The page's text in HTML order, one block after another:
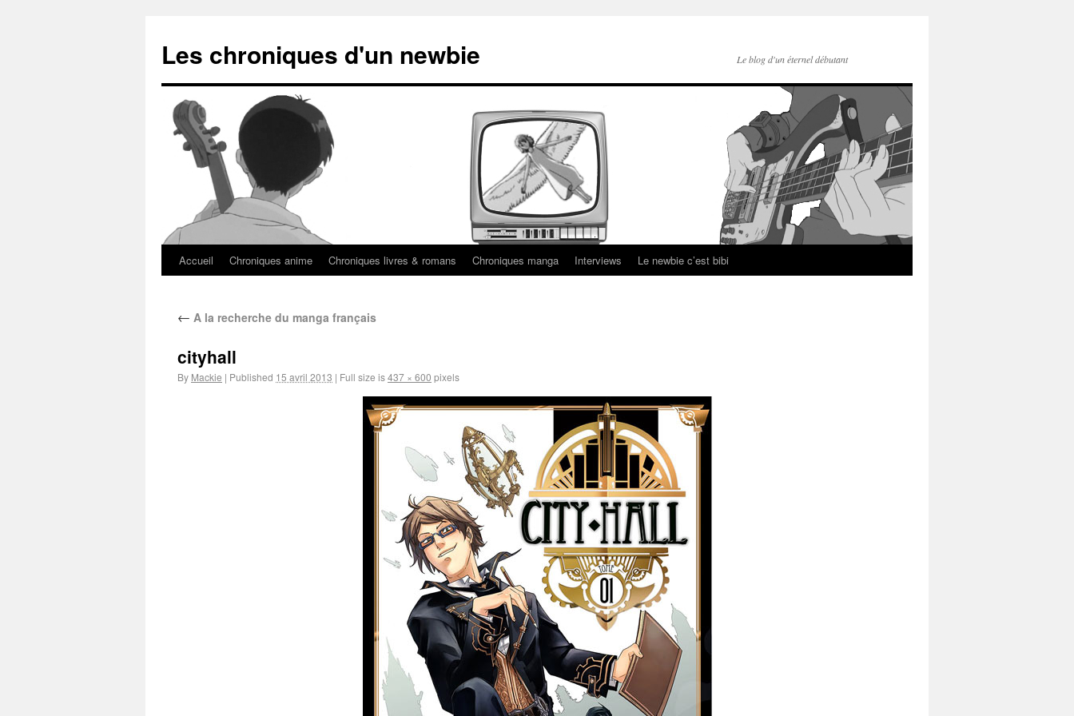
Les chroniques d'un newbie Le blog d'un éternel débutant
Accueil Chroniques anime Chroniques livres & romans Chroniques manga Interviews Le newbie c’est bibi
← A la recherche du manga français
cityhall
By Mackie | Published 15 avril 2013 | Full size is437 × 600 pixels